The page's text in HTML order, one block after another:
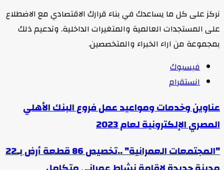
نركز على كل ما يساعدك في بناء قرارك الاقتصادي مع الاضطلاع
على المستجدات العالمية والمتغيرات الداخلية. وتدعيم ذلك
بمجموعة من اراء الخبراء والمتخصصين.
فيسبوك
انستقرام
عناوين وخدمات ومواعيد عمل فروع البنك الأهلي
المصري الإلكترونية لعام 2023
"المجتمعات العمرانية" ..تخصيص 86 قطعة أرض بـ22